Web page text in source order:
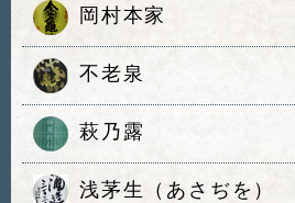
岡村本家
不老泉
萩乃露
浅茅生（あさぢを）